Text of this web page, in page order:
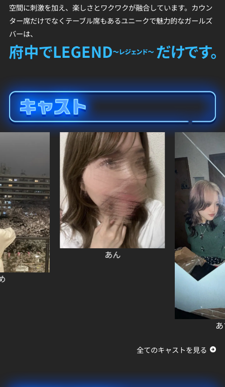
空間に刺激を加え、楽しさとワクワクが融合しています。カウン
ター席だけでなくテーブル席もあるユニークで魅力的なガールズ
バーは、
全てのキャストを見る